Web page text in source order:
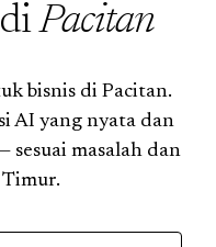
diPacitan
bisnis di Pacitan.
AI yang nyata dan
masalah dan
Timur.